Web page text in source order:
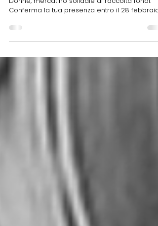
Aperitivo delle Donne, poesie dedicate alle
Conferma la tua presenza entro il 28 febbraio